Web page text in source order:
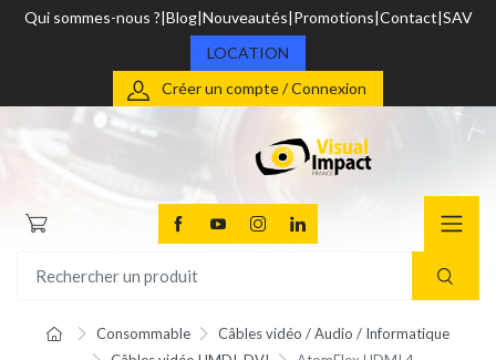
Qui sommes-nous ? Blog Nouveautés Promotions Contact SAV
LOCATION
Créer un compte / Connexion
Consommable
Câbles vidéo / Audio / Informatique